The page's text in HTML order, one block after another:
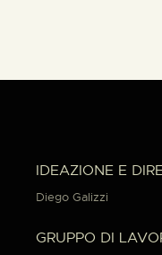
IDEAZIONE E
Diego Galizzi
GRUPPO DI